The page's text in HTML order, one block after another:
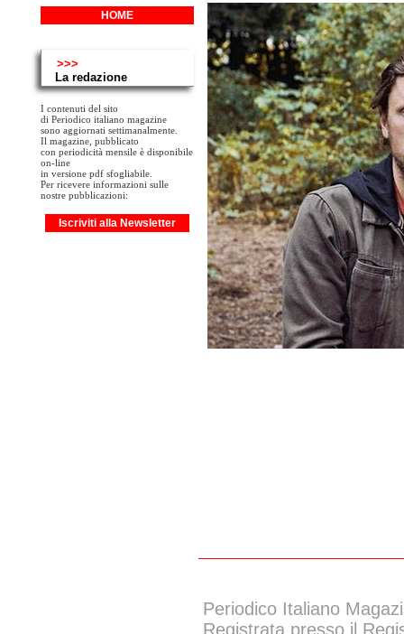
HOME
>>>
La redazione
I contenuti del sito
di Periodico italiano magazine
sono aggiornati settimanalmente.
Il magazine, pubblicato
con periodicità mensile è disponibile
on-line
in versione pdf sfogliabile.
Per ricevere informazioni sulle
nostre pubblicazioni:
Iscriviti alla Newsletter
Periodico Italiano
Registrata presso il